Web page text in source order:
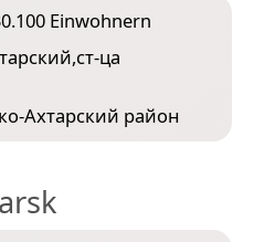
Einwohnern
ца
Ахтарский район